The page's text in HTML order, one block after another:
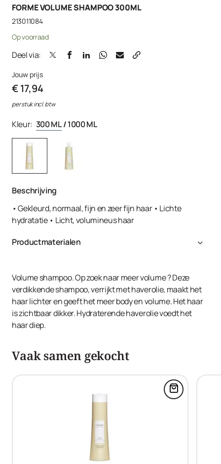
FORME VOLUME SHAMPOO 300ML
213011084
Op voorraad
Deel via:
Jouw prijs
€ 17,94
per stuk incl. btw
Kleur: 300 ML/1000 ML
Beschrijving
• Gekleurd, normaal, fijn en zeer fijn haar • Lichte
hydratatie • Licht, volumineus haar
Productmaterialen
Sodium Chloride, Avena Sativa Kernel Oil,
Polyquaternium-67, Guar Hydroxypropyltrimonium
Chloride, Methoxy PEG/PPG-7/3 Aminopropyl
Dimethicone, Cocamidopropylamine Oxide, PEG-4
Rapeseedamide, Polysorbate 20, PEG-40 Hydrogenated
Citronellol, Geraniol, Hexyl Cinnamal, Limonene, Linalool,
Tetramethyl Acetyloctahydronaphthalenes,
Phenoxyethanol, Iodopropynyl Butylcarbamate, Citric
Acid.
Volume shampoo. Op zoek naar meer volume ? Deze
verdikkende shampoo, verrijkt met haverolie, maakt het
haar lichter en geeft het meer body en volume. Het haar
is zichtbaar dikker. Hydraterende haverolie voedt het
haar diep.
Vaak samen gekocht
Voeg